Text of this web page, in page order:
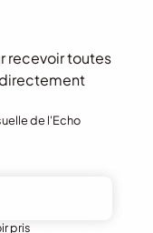
recevoir toutes
de l'Echo
pris